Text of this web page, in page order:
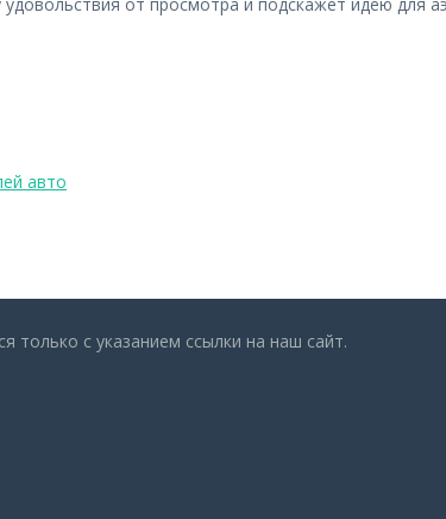
авто
только с указанием ссылки на наш сайт.